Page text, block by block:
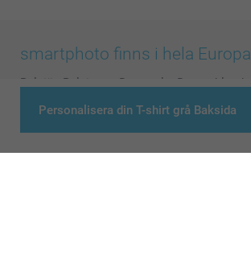
Personalisera din T-shirt grå Baksida
smartphoto finns i hela Europa
België Belgique Danmark Deutschland
Nederland - Norge Österreich - Schweiz